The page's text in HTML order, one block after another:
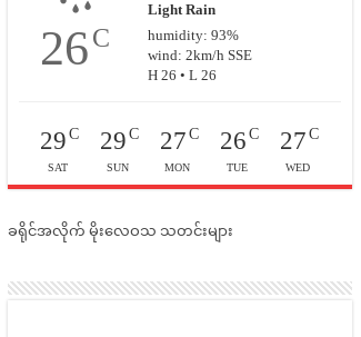
26C
Light Rain
humidity: 93%
wind: 2km/h SSE
H 26 • L 26
29 C
SAT
29 C
SUN
27 C
MON
26 C
TUE
27 C
WED
ခရိုင်အလိုက် မိုးလေဝသ သတင်းများ